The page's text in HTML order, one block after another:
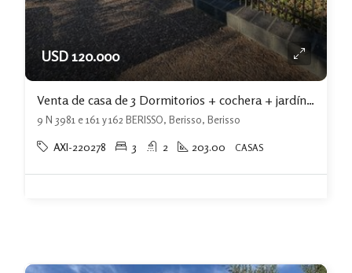
USD 120.000
Venta de casa de 3 Dormitorios + cochera + jardín + piscina + quincho
9 N 3981 e 161 y 162 BERISSO, Berisso, Berisso
AXI-220278 3 2 203.00 CASAS